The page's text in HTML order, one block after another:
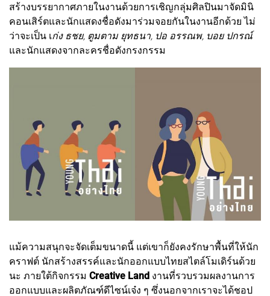
สร้างบรรยากาศภายในงานด้วยการเชิญกลุ่มศิลปินมาจัดมินิ
คอนเสิร์ตและนักแสดงชื่อดังมาร่วมจอยกันในงานอีกด้วย ไม่
ว่าจะเป็น เก่ง ธชย, ตูมตาม ยุทธนา, ปอ อรรณพ, บอย ปกรณ์
และนักแสดงจากละครชื่อดังกรงกรรม
แม้ความสนุกจะจัดเต็มขนาดนี้ แต่เขาก็ยังคงรักษาพื้นที่ให้นัก
คราฟต์ นักสร้างสรรค์และนักออกแบบไทยสไตล์โมเดิร์นด้วย
นะ ภายใต้กิจกรรม Creative Land งานที่รวบรวมผลงานการ
ออกแบบและผลิตภัณฑ์ดีไซน์เจ๋ง ๆ ซึ่งนอกจากเราจะได้ชอป